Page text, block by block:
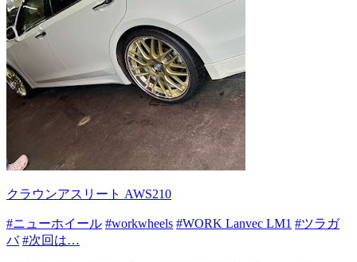
クラウンアスリート AWS210
#ニューホイール #workwheels #WORK Lanvec LM1 #ツラガ
バ #次回は…